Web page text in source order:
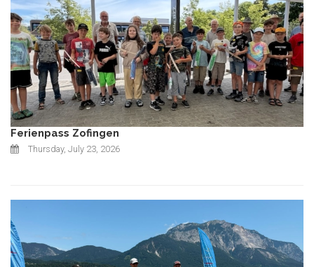
Ferienpass Zofingen
Thursday, July 23, 2026